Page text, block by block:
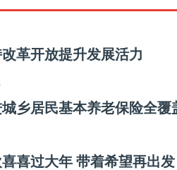
耕备耕
革开放提升发展活力
乡居民基本养老保险全覆
喜过大年 带着希望再出发